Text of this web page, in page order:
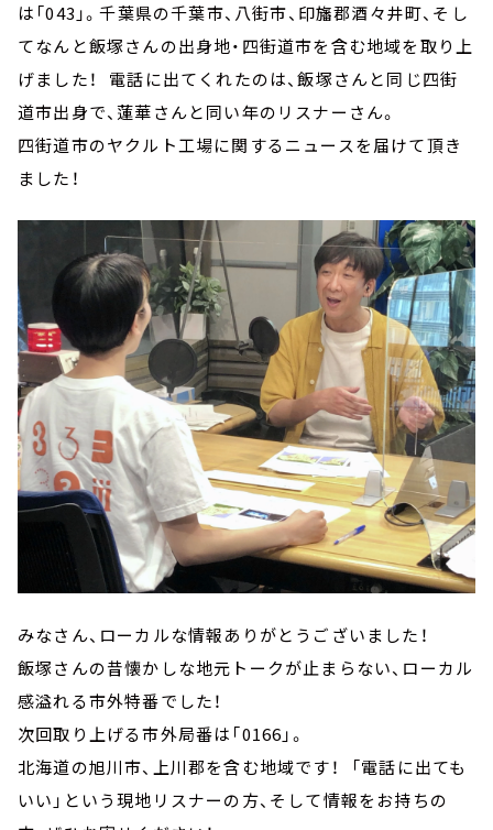
は「043」。千葉県の千葉市、八街市、印旛郡酒々井町、そし
てなんと飯塚さんの出身地・四街道市を含む地域を取り上
げました！ 電話に出てくれたのは、飯塚さんと同じ四街
道市出身で、蓮華さんと同い年のリスナーさん。
四街道市のヤクルト工場に関するニュースを届けて頂き
ました！
みなさん、ローカルな情報ありがとうございました！
飯塚さんの昔懐かしな地元トークが止まらない、ローカル
感溢れる市外特番でした！
次回取り上げる市外局番は「0166」。
北海道の旭川市、上川郡を含む地域です！ 「電話に出ても
いい」という現地リスナーの方、そして情報をお持ちの